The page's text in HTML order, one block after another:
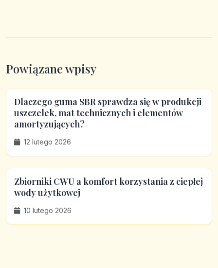
Powiązane wpisy
Dlaczego guma SBR sprawdza się w produkcji
uszczelek, mat technicznych i elementów
amortyzujących?
12 lutego 2026
Zbiorniki CWU a komfort korzystania z ciepłej
wody użytkowej
10 lutego 2026